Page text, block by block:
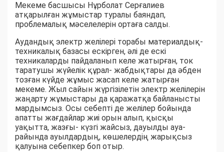
Мекеме басшысы Нұрболат Серғалиев
атқарылған жұмыстар туралы баяндап,
проблемалық мәселелерін ортаға салды.
Аудандық электр желілері торабы материалдық-
техникалық базасы ескірген, әлі де ескі
техникаларды пайдаланып келе жатырған, ток
таратушы жүйелік құрал- жабдықтары да әбден
тозған күйде жұмыс жасап келе жатырған
мекеме. Жыл сайын жүргізілетін электр желілерін
жаңарту жұмыстары да қаражатқа байланысты
мардымсыз. Осы себепті де желілер бойында
апатты жағдайлар жиі орын алып, қысқы
уақытта, жазғы- күзгі жайсыз, дауылды ауа-
райында ауылдардың, көшелердің жарықсыз
қалуына себепкер боп отыр.